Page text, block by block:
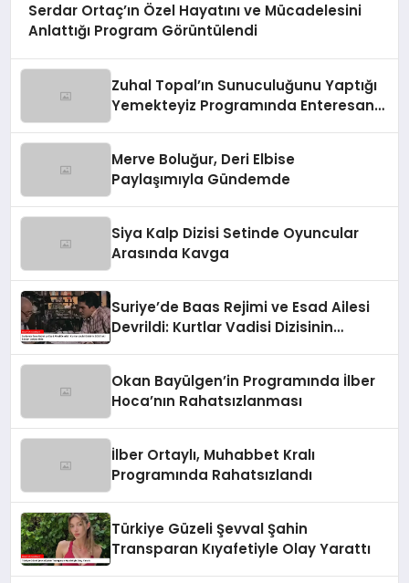
Serdar Ortaç’ın Özel Hayatını ve Mücadelesini
Anlattığı Program Görüntülendi
Zuhal Topal’ın Sunuculuğunu Yaptığı
Yemekteyiz Programında Enteresan
Merve Boluğur, Deri Elbise
Paylaşımıyla Gündemde
Siya Kalp Dizisi Setinde Oyuncular
Arasında Kavga
Suriye’de Baas Rejimi ve Esad Ailesi
Devrildi: Kurtlar Vadisi Dizisinin
Okan Bayülgen’in Programında İlber
Hoca’nın Rahatsızlanması
İlber Ortaylı, Muhabbet Kralı
Programında Rahatsızlandı
Türkiye Güzeli Şevval Şahin
Transparan Kıyafetiyle Olay Yarattı